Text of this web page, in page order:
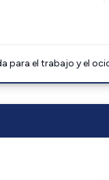
para el trabajo y el